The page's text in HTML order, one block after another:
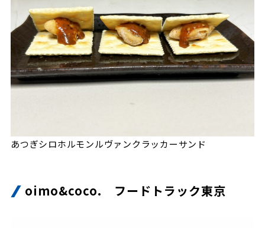
ビジターサポーターの皆様へ
車イスでの観戦
試合運営管理規程
ＦＣ町田ゼルビアカレンダー
三輪緑山ベースを利用
三輪緑山ベースご利用案内
ゼル塾
ＦＣ町田ゼルビアスポーツクラブ
ＦＣ町田ゼルビアアカデミー
お問い合わせ利用規約肖像権・ロゴについてプライバシ
あつぎシロホルモンルヴァンクラッカーサンド
oimo&coco. フードトラック東京